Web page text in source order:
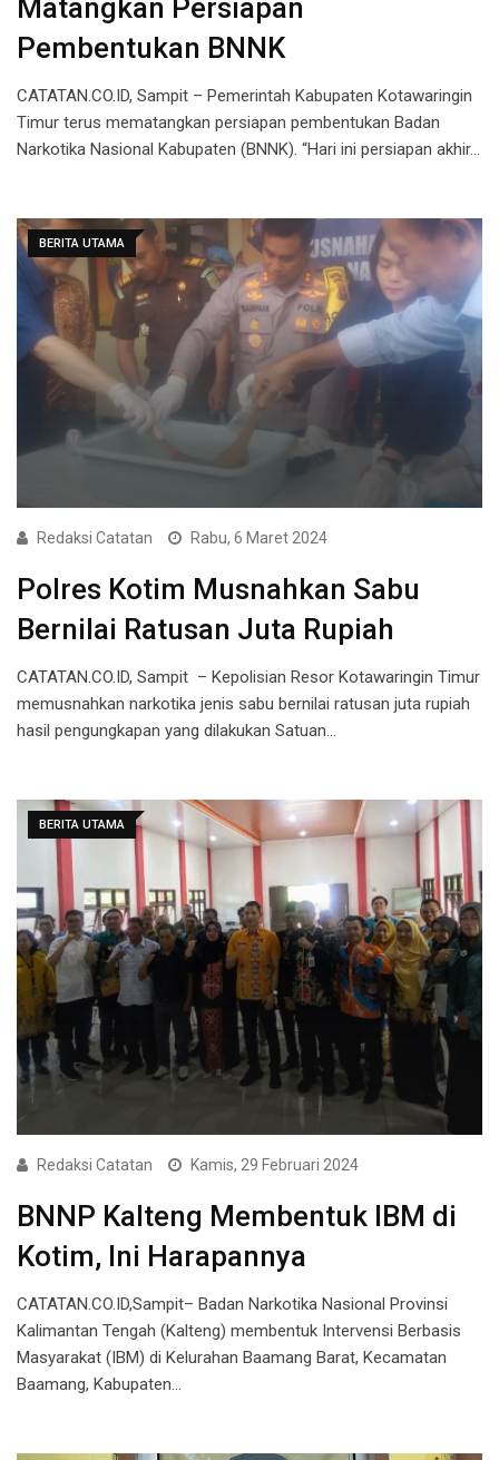
Matangkan Persiapan
Pembentukan BNNK
CATATAN.CO.ID, Sampit – Pemerintah Kabupaten Kotawaringin
Timur terus mematangkan persiapan pembentukan Badan
Narkotika Nasional Kabupaten (BNNK). “Hari ini persiapan akhir…
BERITA UTAMA
Redaksi Catatan Rabu, 6 Maret 2024
Polres Kotim Musnahkan Sabu
Bernilai Ratusan Juta Rupiah
CATATAN.CO.ID, Sampit – Kepolisian Resor Kotawaringin Timur
memusnahkan narkotika jenis sabu bernilai ratusan juta rupiah
hasil pengungkapan yang dilakukan Satuan…
BERITA UTAMA
Redaksi Catatan Kamis, 29 Februari 2024
BNNP Kalteng Membentuk IBM di
Kotim, Ini Harapannya
CATATAN.CO.ID,Sampit– Badan Narkotika Nasional Provinsi
Kalimantan Tengah (Kalteng) membentuk Intervensi Berbasis
Masyarakat (IBM) di Kelurahan Baamang Barat, Kecamatan
Baamang, Kabupaten…